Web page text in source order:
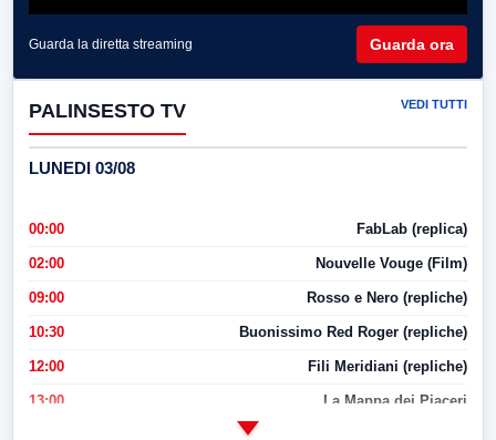
Guarda la diretta streaming Guarda ora
PALINSESTO TV VEDI TUTTI
LUNEDI 03/08
00:00 FabLab (replica)
02:00 Nouvelle Vouge (Film)
09:00 Rosso e Nero (repliche)
10:30 Buonissimo Red Roger (repliche)
12:00 Fili Meridiani (repliche)
13:00 La Mappa dei Piaceri